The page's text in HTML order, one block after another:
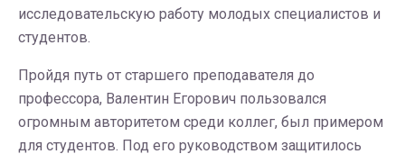
исследовательскую работу молодых специалистов и
студентов.
Пройдя путь от старшего преподавателя до
профессора, Валентин Егорович пользовался
огромным авторитетом среди коллег, был примером
для студентов. Под его руководством защитилось